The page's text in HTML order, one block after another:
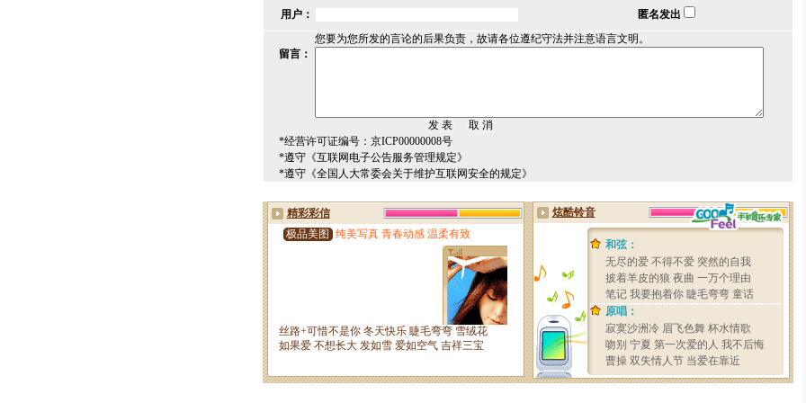
用户：
匿名发出
您要为您所发的言论的后果负责，故请各位遵纪守法并注意语言文明。
留言：
*经营许可证编号：京ICP00000008号
*遵守《互联网电子公告服务管理规定》
*遵守《全国人大常委会关于维护互联网安全的规定》